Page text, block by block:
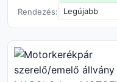
Rendezés: